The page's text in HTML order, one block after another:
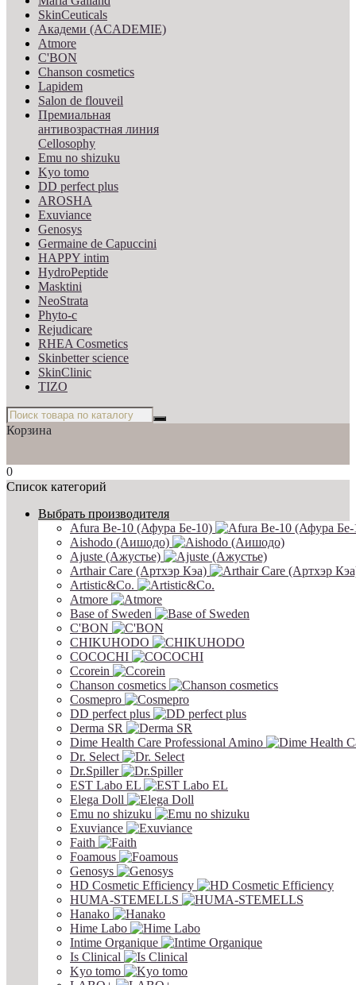
SkinCeuticals
Академи (ACADEMIE)
Atmore
C'BON
Chanson cosmetics
Lapidem
Salon de flouveil
Премиальная
антивозрастная линия
Cellosophy
Emu no shizuku
Kyo tomo
DD perfect plus
AROSHA
Exuviance
Genosys
Germaine de Capuccini
HAPPY intim
HydroPeptide
Masktini
NeoStrata
Phyto-c
Rejudicare
RHEA Cosmetics
Skinbetter science
SkinСlinic
TIZO
Корзина
0
Список категорий
Выбрать производителя
Afura Be-10 (Афура Бе-10)
Aishodo (Аишодо)
Ajuste (Ажустье)
Arthair Care (Артхэр Кэа)
Artistic&Co.
Atmore
Base of Sweden
C'BON
CHIKUHODO
COCOCHI
Ccorein
Chanson cosmetics
Cosmepro
DD perfect plus
Derma SR
Dime Health Care Professional Amino
Dr. Select
Dr.Spiller
EST Labo EL
Elega Doll
Emu no shizuku
Exuviance
Faith
Foamous
Genosys
HD Cosmetic Efficiency
HUMA-STEMELLS
Hanako
Hime Labo
Intime Organique
Is Clinical
Kyo tomo